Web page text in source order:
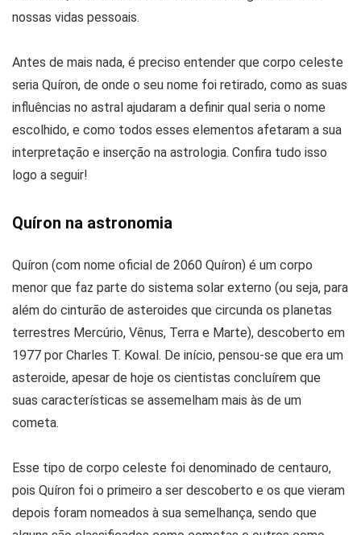
nossas vidas pessoais.
Antes de mais nada, é preciso entender que corpo celeste
seria Quíron, de onde o seu nome foi retirado, como as suas
influências no astral ajudaram a definir qual seria o nome
escolhido, e como todos esses elementos afetaram a sua
interpretação e inserção na astrologia. Confira tudo isso
logo a seguir!
Quíron na astronomia
Quíron (com nome oficial de 2060 Quíron) é um corpo
menor que faz parte do sistema solar externo (ou seja, para
além do cinturão de asteroides que circunda os planetas
terrestres Mercúrio, Vênus, Terra e Marte), descoberto em
1977 por Charles T. Kowal. De início, pensou-se que era um
asteroide, apesar de hoje os cientistas concluírem que
suas características se assemelham mais às de um
cometa.
Esse tipo de corpo celeste foi denominado de centauro,
pois Quíron foi o primeiro a ser descoberto e os que vieram
depois foram nomeados à sua semelhança, sendo que